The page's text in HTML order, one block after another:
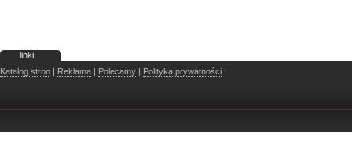
linki
Katalog stron | Reklama | Polecamy | Polityka prywatności |